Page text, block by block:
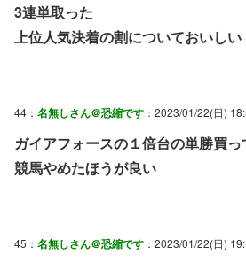
3連単取った
上位人気決着の割についておいしい
44： 名無しさん＠恐縮です ：2023/01/22(日)
ガイアフォースの１倍台の単勝買
競馬やめたほうが良い
45： 名無しさん＠恐縮です ：2023/01/22(日)